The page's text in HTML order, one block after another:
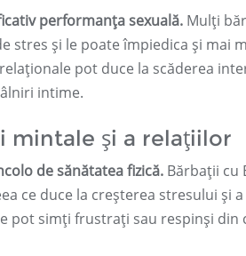
performanța sexuală. Mulți
stres și le poate împiedica și mai
pot duce la scăderea
intime.
mintale și a relațiilor
de sănătatea fizică. Bărbații cu
ce duce la creșterea stresului și
pot simți frustrați sau respinși din